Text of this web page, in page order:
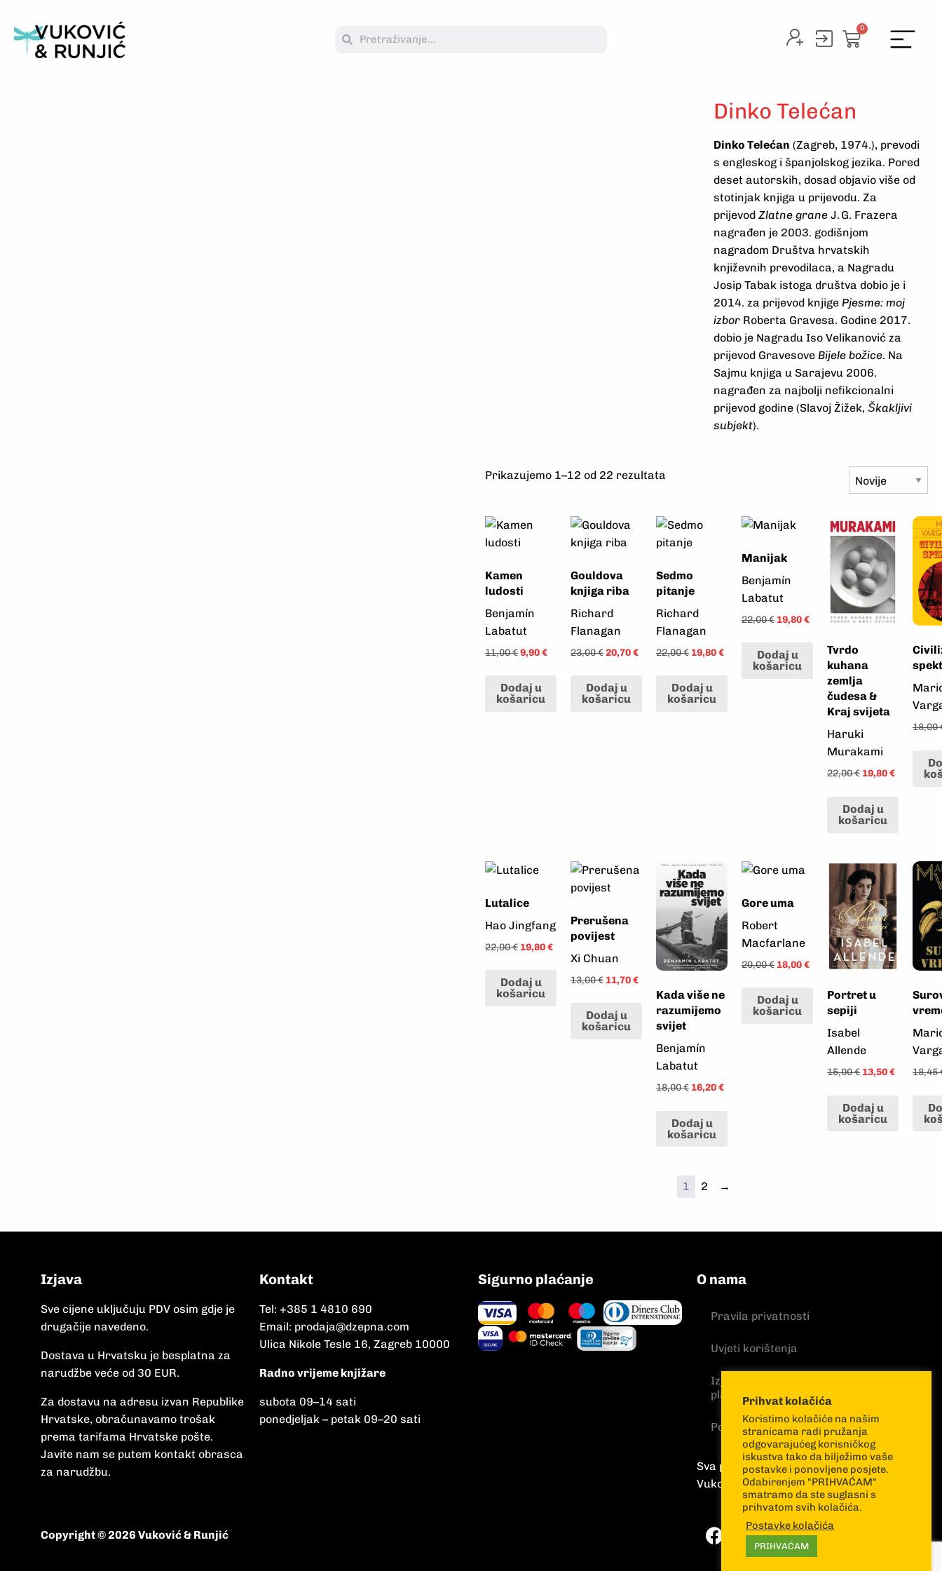
0
Dinko Telećan
Dinko Telećan (Zagreb, 1974.), prevodi
s engleskog i španjolskog jezika. Pored
deset autorskih, dosad objavio više od
stotinjak knjiga u prijevodu. Za
prijevod Zlatne grane J. G. Frazera
nagrađen je 2003. godišnjom
nagradom Društva hrvatskih
književnih prevodilaca, a Nagradu
Josip Tabak istoga društva dobio je i
2014. za prijevod knjige Pjesme: moj
izbor Roberta Gravesa. Godine 2017.
dobio je Nagradu Iso Velikanović za
prijevod Gravesove Bijele božice. Na
Sajmu knjiga u Sarajevu 2006.
nagrađen za najbolji nefikcionalni
prijevod godine (Slavoj Žižek, Škakljivi
subjekt).
Prikazujemo 1–12 od 22 rezultata
Kamen
ludosti
Benjamín
Labatut
11,00€9,90€
Dodaj u
košaricu
Gouldova
knjiga riba
Richard
Flanagan
23,00€20,70€
Dodaj u
košaricu
Sedmo
pitanje
Richard
Flanagan
22,00€ 19,80€
Dodaj u
košaricu
Manijak
Benjamín
Labatut
22,00€ 19,80€
Dodaj u
košaricu
Tvrdo
kuhana
zemlja
čudesa &
Kraj svijeta
Haruki
Murakami
22,00€ 19,80€
Dodaj u
košaricu
18,00
Lutalice
Hao Jingfang
22,00€ 19,80€
Dodaj u
košaricu
Prerušena
povijest
Xi Chuan
13,00€ 11,70€
Dodaj u
košaricu
Kada više ne
razumijemo
svijet
Benjamín
Labatut
18,00€ 16,20€
Dodaj u
košaricu
Gore uma
Robert
Macfarlane
20,00€ 18,00€
Dodaj u
košaricu
Portret u
sepiji
Isabel
Allende
15,00€ 13,50€
Dodaj u
košaricu
18,45
1 2 →
Izjava
Sve cijene uključuju PDV osim gdje je
drugačije navedeno.
Dostava u Hrvatsku je besplatna za
narudžbe veće od 30 EUR.
Za dostavu na adresu izvan Republike
Hrvatske, obračunavamo trošak
prema tarifama Hrvatske pošte.
Javite nam se putem kontakt obrasca
za narudžbu.
Kontakt
Tel: +385 1 4810 690
Email: prodaja@dzepna.com
Ulica Nikole Tesle 16, Zagreb 10000
Radno vrijeme knjižare
subota 09–14 sati
ponedjeljak – petak 09–20 sati
Sigurno plaćanje O nama
Pravila privatnosti
Uvjeti korištenja
Izjava o sigurnosti online
plaćanja
Politika kolačića
Sva prava pridržana
Vuković & Runjić
Copyright © 2026 Vuković & Runjić
Prihvat kolačića
Koristimo kolačiće na našim
stranicama radi pružanja
odgovarajućeg korisničkog
iskustva tako da bilježimo vaše
postavke i ponovljene posjete.
Odabirenjem "PRIHVAĆAM"
smatramo da ste suglasni s
prihvatom svih kolačića.
Postavke kolačića
PRIHVAĆAM